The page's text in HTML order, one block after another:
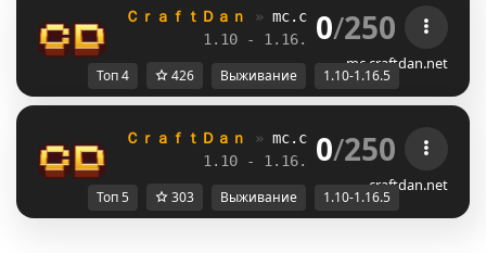
ＣｒａｆｔＤａｎ » mc.craftdan.net //
1.10 - 1.16.5 //
0/250
mc.craftdan.net
Топ 4 426 Выживание 1.10-1.16.5
ＣｒａｆｔＤａｎ » mc.craftdan.net //
1.10 - 1.16.5 //
0/250
craftdan.net
Топ 5 303 Выживание 1.10-1.16.5